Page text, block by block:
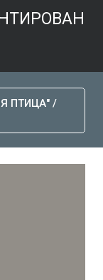
ПТИЦА" /